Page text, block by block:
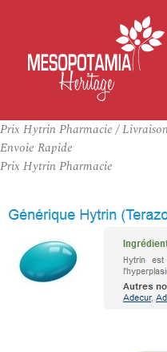
Prix Hytrin Pharmacie /
Envoie Rapide
Prix Hytrin Pharmacie